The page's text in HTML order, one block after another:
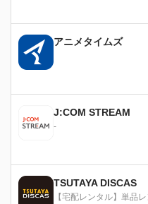
アニメタイムズ
J:COM STREAM
-
TSUTAYA DISCAS
【宅配レンタル】単品